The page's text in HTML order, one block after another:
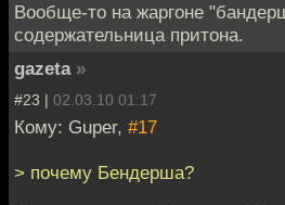
Вообще-то на жаргоне
содержательница притона.
gazeta »
#23 | 02.03.10 01:17
Кому: Guper, #17
> почему Бендерша?